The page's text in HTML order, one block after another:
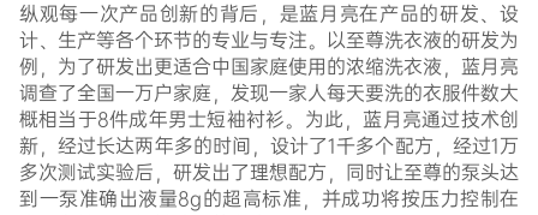
纵观每一次产品创新的背后，是蓝月亮在产品的研发、设
计、生产等各个环节的专业与专注。以至尊洗衣液的研发为
例，为了研发出更适合中国家庭使用的浓缩洗衣液，蓝月亮
调查了全国一万户家庭，发现一家人每天要洗的衣服件数大
概相当于8件成年男士短袖衬衫。为此，蓝月亮通过技术创
新，经过长达两年多的时间，设计了1千多个配方，经过1万
多次测试实验后，研发出了理想配方，同时让至尊的泵头达
到一泵准确出液量8g的超高标准，并成功将按压力控制在